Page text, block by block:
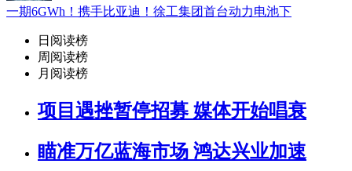
一期6GWh！携手比亚迪！徐工集团首台动力电池下
日阅读榜
周阅读榜
月阅读榜
项目遇挫暂停招募 媒体开始唱衰
瞄准万亿蓝海市场 鸿达兴业加速